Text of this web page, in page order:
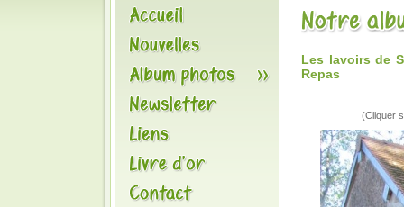
Les lavoirs de
Repas
(Cliquer